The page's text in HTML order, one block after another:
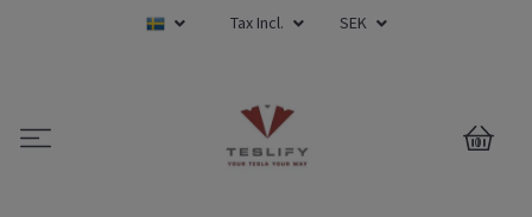
Tax Incl. SEK
0